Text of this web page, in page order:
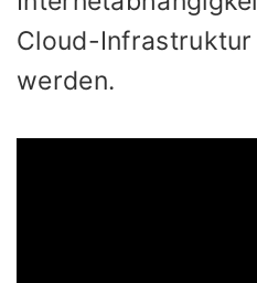
Cloud-
werden.